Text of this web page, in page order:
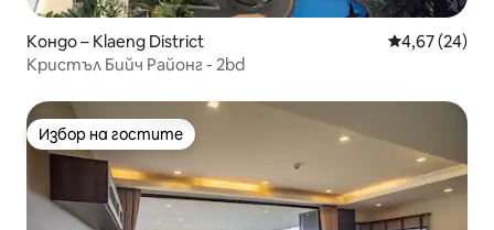
Кондо – Klaeng District Средна
4,67 (24)
Кристъл Бийч Районг - 2bd
Избор на гостите
Избор на гостите